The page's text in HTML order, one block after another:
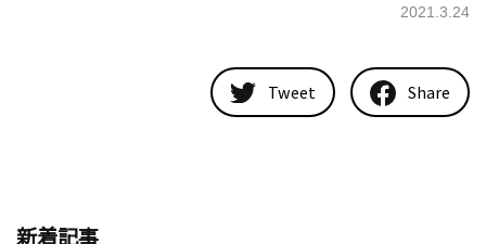
2021.3.24
Tweet Share
新着記事